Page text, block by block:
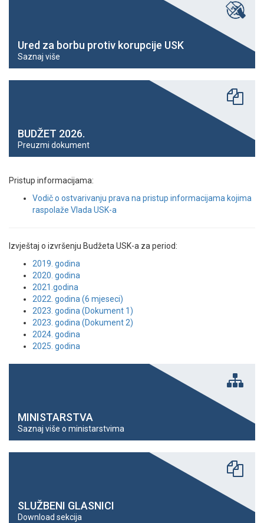
Ured za borbu protiv korupcije USK
Saznaj više
BUDŽET 2026.
Preuzmi dokument
Pristup informacijama:
Vodič o ostvarivanju prava na pristup informacijama kojima
raspolaže Vlada USK-a
Izvještaj o izvršenju Budžeta USK-a za period:
2019. godina
2020. godina
2021.godina
2022. godina (6 mjeseci)
2023. godina (Dokument 1)
2023. godina (Dokument 2)
2024. godina
2025. godina
MINISTARSTVA
Saznaj više o ministarstvima
SLUŽBENI GLASNICI
Download sekcija